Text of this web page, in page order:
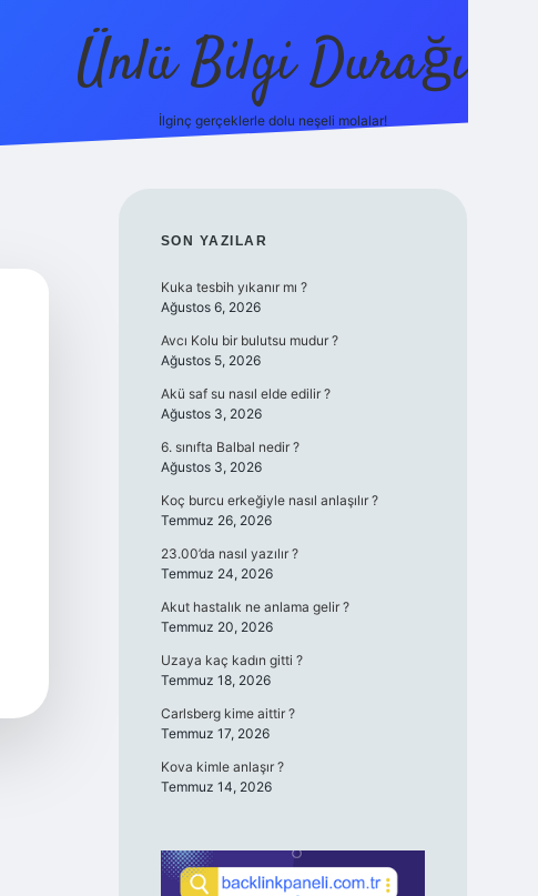
Ünlü Bilgi Durağı
İlginç gerçeklerle dolu neşeli molalar!
SIDEBAR
SON YAZILAR
Kuka tesbih yıkanır mı ?
Ağustos 6, 2026
Avcı Kolu bir bulutsu mudur ?
Ağustos 5, 2026
Akü saf su nasıl elde edilir ?
Ağustos 3, 2026
6. sınıfta Balbal nedir ?
Ağustos 3, 2026
Koç burcu erkeğiyle nasıl anlaşılır ?
Temmuz 26, 2026
23.00’da nasıl yazılır ?
Temmuz 24, 2026
Akut hastalık ne anlama gelir ?
Temmuz 20, 2026
Uzaya kaç kadın gitti ?
Temmuz 18, 2026
Carlsberg kime aittir ?
Temmuz 17, 2026
Kova kimle anlaşır ?
Temmuz 14, 2026